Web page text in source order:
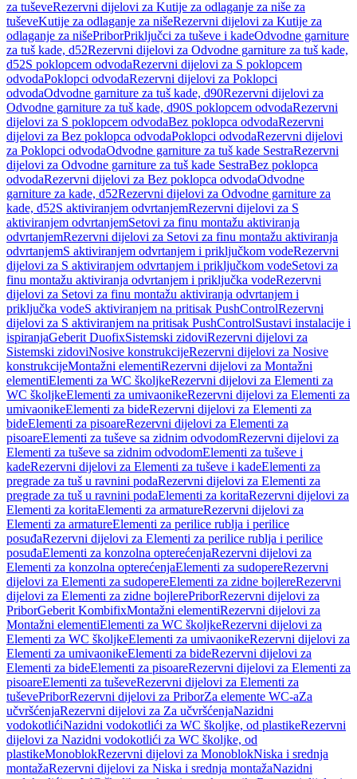
za tuševeRezervni dijelovi za Kutije za odlaganje za niše za
tuševeKutije za odlaganje za nišeRezervni dijelovi za Kutije za
odlaganje za nišePriborPriključci za tuševe i kadeOdvodne garniture
za tuš kade, d52Rezervni dijelovi za Odvodne garniture za tuš kade,
d52S poklopcem odvodaRezervni dijelovi za S poklopcem
odvodaPoklopci odvodaRezervni dijelovi za Poklopci
odvodaOdvodne garniture za tuš kade, d90Rezervni dijelovi za
Odvodne garniture za tuš kade, d90S poklopcem odvodaRezervni
dijelovi za S poklopcem odvodaBez poklopca odvodaRezervni
dijelovi za Bez poklopca odvodaPoklopci odvodaRezervni dijelovi
za Poklopci odvodaOdvodne garniture za tuš kade SestraRezervni
dijelovi za Odvodne garniture za tuš kade SestraBez poklopca
odvodaRezervni dijelovi za Bez poklopca odvodaOdvodne
garniture za kade, d52Rezervni dijelovi za Odvodne garniture za
kade, d52S aktiviranjem odvrtanjemRezervni dijelovi za S
aktiviranjem odvrtanjemSetovi za finu montažu aktiviranja
odvrtanjemRezervni dijelovi za Setovi za finu montažu aktiviranja
odvrtanjemS aktiviranjem odvrtanjem i priključkom vodeRezervni
dijelovi za S aktiviranjem odvrtanjem i priključkom vodeSetovi za
finu montažu aktiviranja odvrtanjem i priključka vodeRezervni
dijelovi za Setovi za finu montažu aktiviranja odvrtanjem i
priključka vodeS aktiviranjem na pritisak PushControlRezervni
dijelovi za S aktiviranjem na pritisak PushControlSustavi instalacije i
ispiranjaGeberit DuofixSistemski zidoviRezervni dijelovi za
Sistemski zidoviNosive konstrukcijeRezervni dijelovi za Nosive
konstrukcijeMontažni elementiRezervni dijelovi za Montažni
elementiElementi za WC školjkeRezervni dijelovi za Elementi za
WC školjkeElementi za umivaonikeRezervni dijelovi za Elementi za
umivaonikeElementi za bideRezervni dijelovi za Elementi za
bideElementi za pisoareRezervni dijelovi za Elementi za
pisoareElementi za tuševe sa zidnim odvodomRezervni dijelovi za
Elementi za tuševe sa zidnim odvodomElementi za tuševe i
kadeRezervni dijelovi za Elementi za tuševe i kadeElementi za
pregrade za tuš u ravnini podaRezervni dijelovi za Elementi za
pregrade za tuš u ravnini podaElementi za koritaRezervni dijelovi za
Elementi za koritaElementi za armatureRezervni dijelovi za
Elementi za armatureElementi za perilice rublja i perilice
posuđaRezervni dijelovi za Elementi za perilice rublja i perilice
posuđaElementi za konzolna opterećenjaRezervni dijelovi za
Elementi za konzolna opterećenjaElementi za sudopereRezervni
dijelovi za Elementi za sudopereElementi za zidne bojlereRezervni
dijelovi za Elementi za zidne bojlerePriborRezervni dijelovi za
PriborGeberit KombifixMontažni elementiRezervni dijelovi za
Montažni elementiElementi za WC školjkeRezervni dijelovi za
Elementi za WC školjkeElementi za umivaonikeRezervni dijelovi za
Elementi za umivaonikeElementi za bideRezervni dijelovi za
Elementi za bideElementi za pisoareRezervni dijelovi za Elementi za
pisoareElementi za tuševeRezervni dijelovi za Elementi za
tuševePriborRezervni dijelovi za PriborZa elemente WC-aZa
učvršćenjaRezervni dijelovi za Za učvršćenjaNazidni
vodokotlićiNazidni vodokotlići za WC školjke, od plastikeRezervni
dijelovi za Nazidni vodokotlići za WC školjke, od
plastikeMonoblokRezervni dijelovi za MonoblokNiska i srednja
montažaRezervni dijelovi za Niska i srednja montažaNazidni